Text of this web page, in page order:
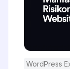
WordPress